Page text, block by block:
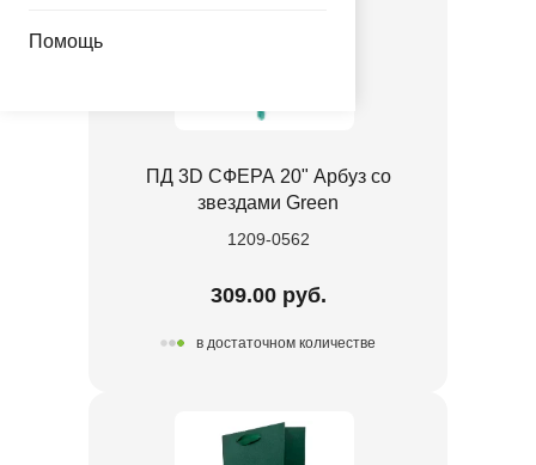
Помощь
ПД 3D СФЕРА 20" Арбуз со
звездами Green
1209-0562
309.00 руб.
в достаточном количестве